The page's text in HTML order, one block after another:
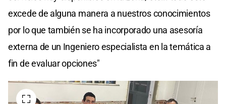
excede de alguna manera a nuestros conocimientos
por lo que también se ha incorporado una asesoría
externa de un Ingeniero especialista en la temática a
fin de evaluar opciones"